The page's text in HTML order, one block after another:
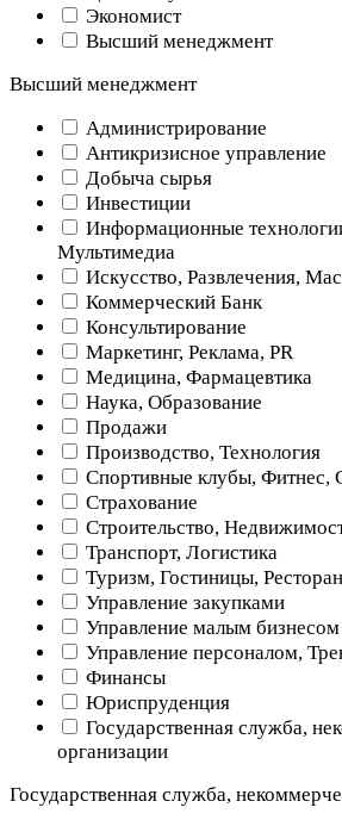
Экономист
Высший менеджмент
Высший менеджмент
Администрирование
Антикризисное управление
Добыча cырья
Инвестиции
Информационные
Мультимедиа
Искусство, Развлечения,
Коммерческий Банк
Консультирование
Маркетинг, Реклама, PR
Медицина, Фармацевтика
Наука, Образование
Продажи
Производство, Технология
Спортивные клубы, Фитнес,
Страхование
Строительство,
Транспорт, Логистика
Туризм, Гостиницы,
Управление закупками
Управление малым бизнесом
Управление персоналом,
Финансы
Юриспруденция
Государственная служба,
организации
Государственная служба,